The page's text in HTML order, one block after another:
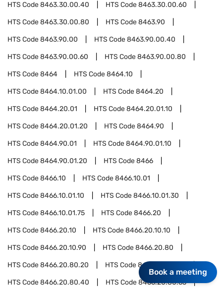
HTS Code8463.30.00.40 HTS Code8463.30.00.60
HTS Code8463.30.00.80 HTS Code8463.90
HTS Code8463.90.00 HTS Code8463.90.00.40
HTS Code8463.90.00.60 HTS Code8463.90.00.80
HTS Code8464 HTS Code8464.10
HTS Code8464.10.01.00 HTS Code8464.20
HTS Code8464.20.01 HTS Code8464.20.01.10
HTS Code8464.20.01.20 HTS Code8464.90
HTS Code8464.90.01 HTS Code8464.90.01.10
HTS Code8464.90.01.20 HTS Code8466
HTS Code8466.10 HTS Code8466.10.01
HTS Code8466.10.01.10 HTS Code8466.10.01.30
HTS Code8466.10.01.75 HTS Code8466.20
HTS Code8466.20.10 HTS Code8466.20.10.10
HTS Code8466.20.10.90 HTS Code8466.20.80
HTS Code8466.20.80.20 HTS Code8466.20.80.35
HTS Code8466.20.80.40 HTS Code8466.20.80.65
Book a meeting